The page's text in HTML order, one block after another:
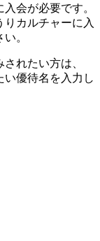
会が必要です。
カルチャーに入
。
れたい方は、
い優待名を入力し